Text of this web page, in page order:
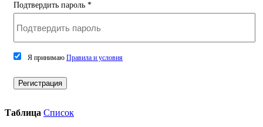
Подтвердить пароль *
Я принимаю Правила и условия
Регистрация
Таблица Список